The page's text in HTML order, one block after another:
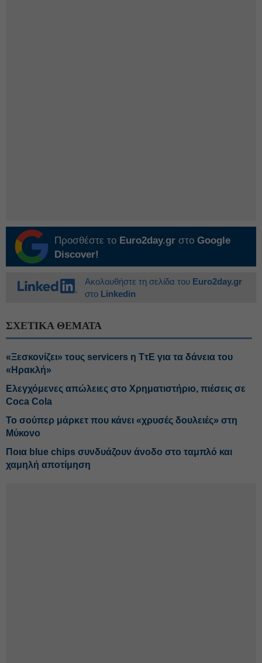
Προσθέστε το Euro2day.gr στο Google
Discover!
Ακολουθήστε τη σελίδα του Euro2day.gr
στο Linkedin
ΣΧΕΤΙΚΑ ΘΕΜΑΤΑ
«Ξεσκονίζει» τους servicers η ΤτΕ για τα δάνεια του
«Ηρακλή»
Ελεγχόμενες απώλειες στο Χρηματιστήριο, πιέσεις σε
Coca Cola
Το σούπερ μάρκετ που κάνει «χρυσές δουλειές» στη
Μύκονο
Ποια blue chips συνδυάζουν άνοδο στο ταμπλό και
χαμηλή αποτίμηση